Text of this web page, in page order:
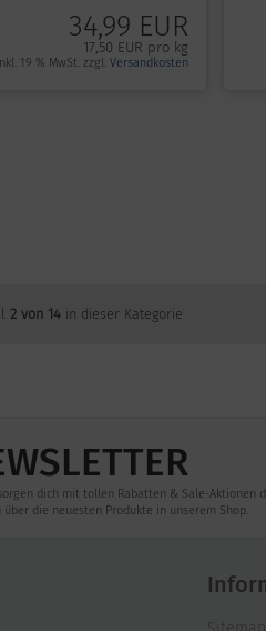
34,99 EUR
17,50 EUR pro kg
19 % MwSt. zzgl. Versandkosten
2 von 14 in dieser Kategorie
dich mit tollen Rabatten & Sale-Aktionen
die neuesten Produkte in unserem Shop.